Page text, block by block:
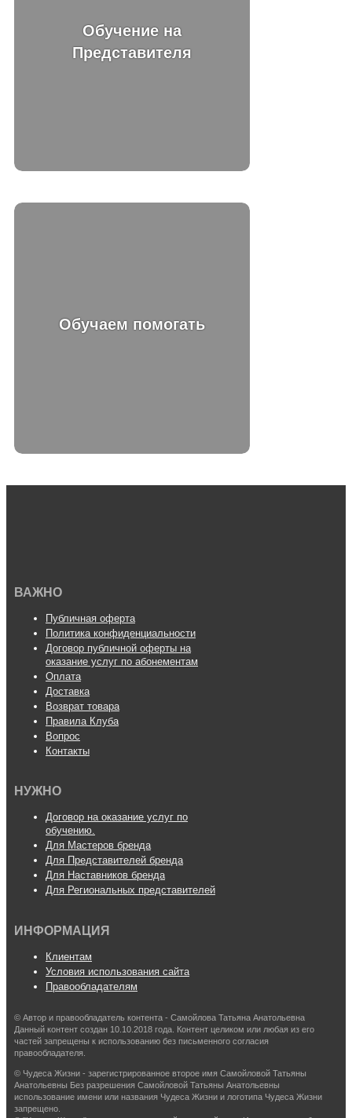
Обучение на
Представителя
Обучаем помогать
ВАЖНО
Публичная оферта
Политика конфиденциальности
Договор публичной оферты на
оказание услуг по абонементам
Оплата
Доставка
Возврат товара
Правила Клуба
Вопрос
Контакты
НУЖНО
Договор на оказание услуг по
обучению.
Для Мастеров бренда
Для Представителей бренда
Для Наставников бренда
Для Региональных представителей
ИНФОРМАЦИЯ
Клиентам
Условия использования сайта
Правообладателям
© Автор и правообладатель контента - Самойлова Татьяна Анатольевна
Данный контент создан 10.10.2018 года. Контент целиком или любая из его
частей запрещены к использованию без письменного согласия
правообладателя.
© Чудеса Жизни - зарегистрированное второе имя Самойловой Татьяны
Анатольевны Без разрешения Самойловой Татьяны Анатольевны
использование имени или названия Чудеса Жизни и логотипа Чудеса Жизни
запрещено.